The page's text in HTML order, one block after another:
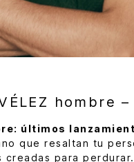
hombre
últimos
que resaltan tu
creadas para perdurar.